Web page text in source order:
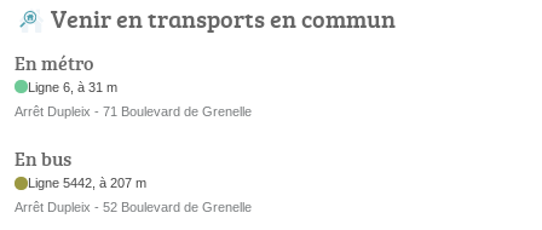
Venir en transports en commun
En métro
Ligne 6, à 31 m
Arrêt Dupleix - 71 Boulevard de Grenelle
En bus
Ligne 5442, à 207 m
Arrêt Dupleix - 52 Boulevard de Grenelle